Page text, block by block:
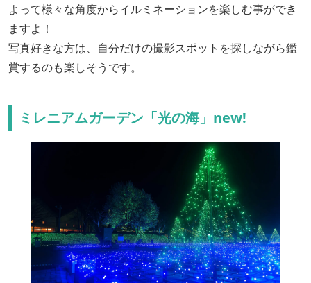
よって様々な角度からイルミネーションを楽しむ事ができ
ますよ！
写真好きな方は、自分だけの撮影スポットを探しながら鑑
賞するのも楽しそうです。
ミレニアムガーデン「光の海」new!